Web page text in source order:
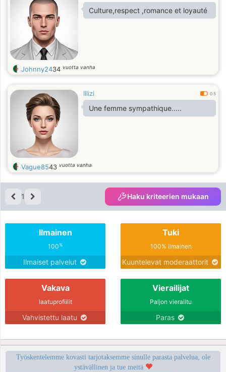
Culture,respect ,romance et loyauté
Johnny2434 vuotta vanha
Illizi 0.5
Une femme sympathique.....
Vague8543 vuotta vanha
1 Haku kriteerien mukaan
Ilmainen
100%
Ilmaiset palvelut
Tuki
100% ilmainen
Kuuntelevat moderaattorit
Vakava
laatuprofiilit
Vahvistettu laatu
Vierailijat
Paljon vierailtu
Paras
Työskentelemme kovasti tarjotaksemme sinulle parasta palvelua, ole
ystävällinen ja tue meitä